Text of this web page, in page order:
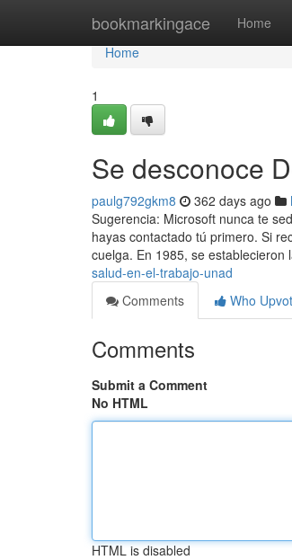
bookmarkingace Home
Home
Home
1
Se desconoce
paulg792gkm8 362 days ago
Sugerencia: Microsoft nunca te
hayas contactado tú primero. Si
cuelga. En 1985, se establecieron
salud-en-el-trabajo-unad
Comments
Who
Comments
Submit a Comment
No HTML
HTML is disabled